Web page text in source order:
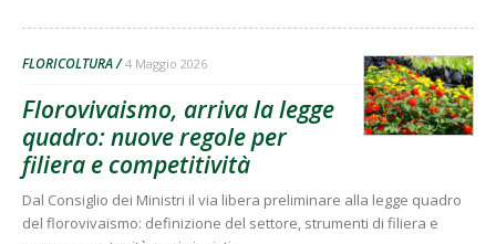
FLORICOLTURA 4 Maggio 2026
Florovivaismo, arriva la legge
quadro: nuove regole per
filiera e competitività
Dal Consiglio dei Ministri il via libera preliminare alla legge quadro
del florovivaismo: definizione del settore, strumenti di filiera e